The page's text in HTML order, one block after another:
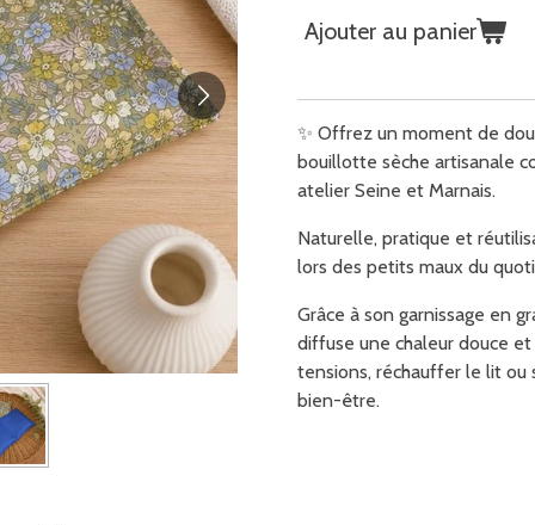
Ajouter au panier
✨ Offrez un moment de
bouillotte sèche artisanale
atelier Seine et Marnais.
Naturelle, pratique et
lors des petits maux du
Grâce à son garnissage en
diffuse une chaleur douce
tensions, réchauffer le lit ou
bien-être.